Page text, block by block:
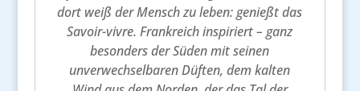
dort weiß der Mensch zu leben: genießt das
Savoir-vivre. Frankreich inspiriert – ganz
besonders der Süden mit seinen
unverwechselbaren Düften, dem kalten